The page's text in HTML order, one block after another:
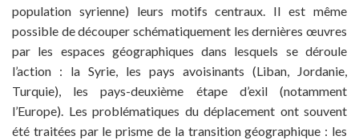
population syrienne) leurs motifs centraux. Il est même
possible de découper schématiquement les dernières œuvres
par les espaces géographiques dans lesquels se déroule
l’action : la Syrie, les pays avoisinants (Liban, Jordanie,
Turquie), les pays-deuxième étape d’exil (notamment
l’Europe). Les problématiques du déplacement ont souvent
été traitées par le prisme de la transition géographique : les